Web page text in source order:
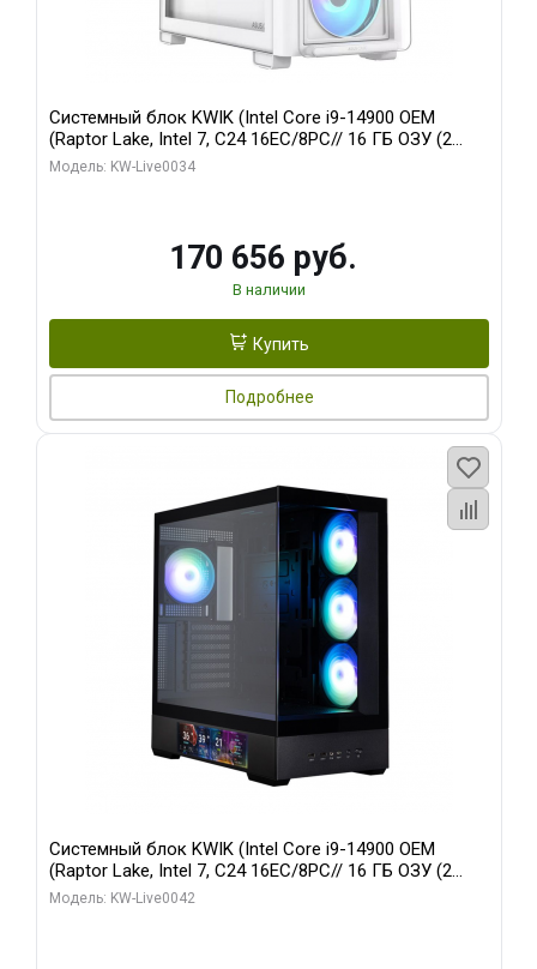
Системный блок KWIK (Intel Core i9-14900 OEM
(Raptor Lake, Intel 7, C24 16EC/8PC// 16 ГБ ОЗУ (2
модуля)/ MSI RTX5060Ti VENTUS 2X PLUS 16GB
Модель: KW-Live0034
170 656 руб.
В наличии
Купить
Подробнее
Системный блок KWIK (Intel Core i9-14900 OEM
(Raptor Lake, Intel 7, C24 16EC/8PC// 16 ГБ ОЗУ (2
модуля)/ Gigabyte RTX5070Ti EAGLE OC ICE SFF 16GB
Модель: KW-Live0042